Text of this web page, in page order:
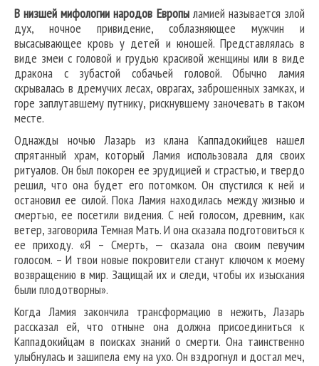
В низшей мифологии народов Европыламией называется злой
дух, ночное привидение, соблазняющее мужчин и
высасывающее кровь у детей и юношей. Представлялась в
виде змеи с головой и грудью красивой женщины или в виде
дракона с зубастой собачьей головой. Обычно ламия
скрывалась в дремучих лесах, оврагах, заброшенных замках, и
горе заплутавшему путнику, рискнувшему заночевать в таком
месте.
Однажды ночью Лазарь из клана Каппадокийцев нашел
спрятанный храм, который Ламия использовала для своих
ритуалов. Он был покорен ее эрудицией и страстью, и твердо
решил, что она будет его потомком. Он спустился к ней и
остановил ее силой. Пока Ламия находилась между жизнью и
смертью, ее посетили видения. С ней голосом, древним, как
ветер, заговорила Темная Мать. И она сказала подготовиться к
ее приходу. «Я – Смерть, — сказала она своим певучим
голосом. – И твои новые покровители станут ключом к моему
возвращению в мир. Защищай их и следи, чтобы их изыскания
были плодотворны».
Когда Ламия закончила трансформацию в нежить, Лазарь
рассказал ей, что отныне она должна присоединиться к
Каппадокийцам в поисках знаний о смерти. Она таинственно
улыбнулась и зашипела ему на ухо. Он вздрогнул и достал меч,